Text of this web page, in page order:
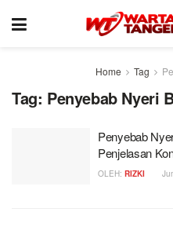
Home Tag
Tag: Penyebab Nyeri
Penyebab
Penjelasan
OLEH: RIZKI